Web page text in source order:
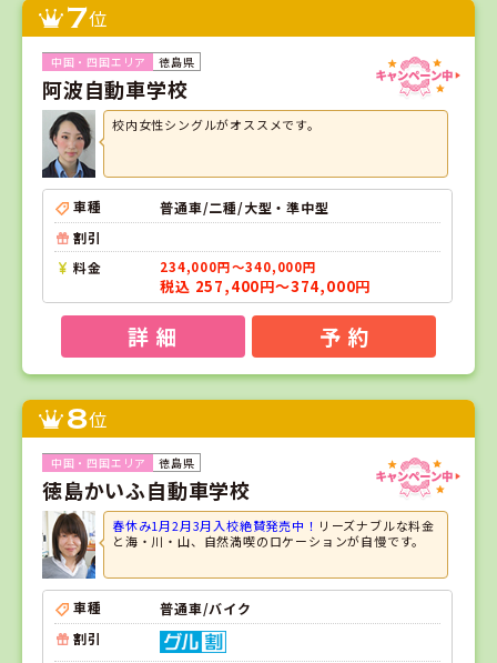
7位
徳島県
阿波自動車学校
校内女性シングルがオススメです。
車種
普通車/二種/大型・準中型
割引
料金
234,000円～340,000円
税込 257,400円～374,000円
詳 細 予 約
8位
徳島県
徳島かいふ自動車学校
春休み1月2月3月入校絶賛発売中！ リーズナブルな料金
と海・川・山、自然満喫のロケーションが自慢です。
車種
普通車/バイク
割引